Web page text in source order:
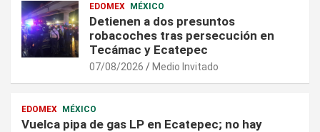
EDOMEX MÉXICO
Detienen a dos presuntos
robacoches tras persecución en
Tecámac y Ecatepec
07/08/2026 Medio Invitado
EDOMEX MÉXICO
Vuelca pipa de gas LP en Ecatepec; no hay